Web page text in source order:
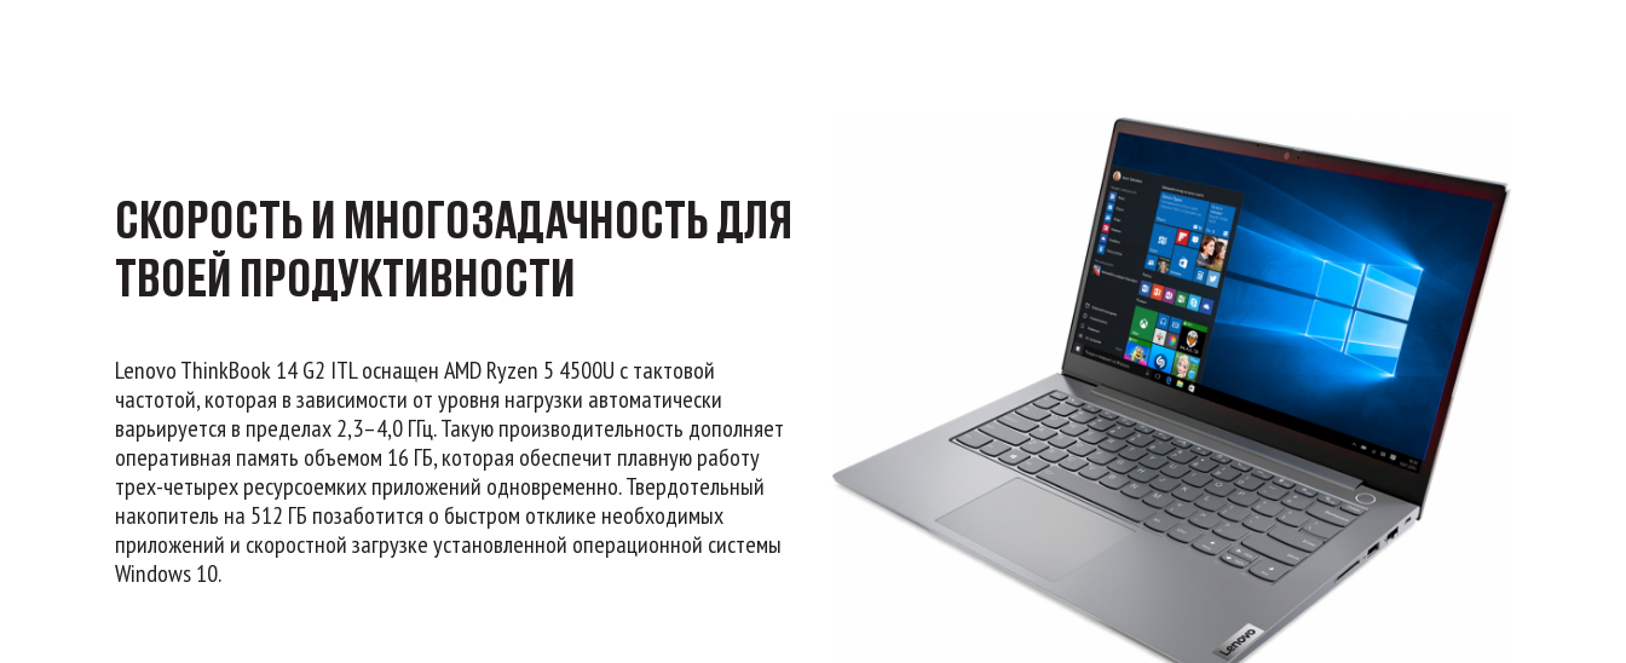
СКОРОСТЬ И МНОГОЗАДАЧНОСТЬ ДЛЯ
ТВОЕЙ ПРОДУКТИВНОСТИ
Lenovo ThinkBook 14 G2 ITL оснащен AMD Ryzen 5 4500U с тактовой
частотой, которая в зависимости от уровня нагрузки автоматически
варьируется в пределах 2,3–4,0 ГГц. Такую производительность дополняет
оперативная память объемом 16 ГБ, которая обеспечит плавную работу
трех-четырех ресурсоемких приложений одновременно. Твердотельный
накопитель на 512 ГБ позаботится о быстром отклике необходимых
приложений и скоростной загрузке установленной операционной системы
Windows 10.